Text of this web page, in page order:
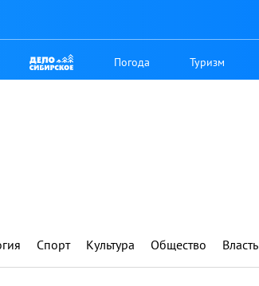
Погода Туризм
Спорт Культура Общество Власть